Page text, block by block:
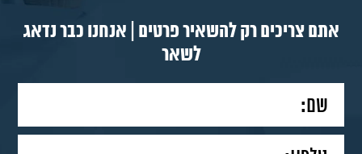
אתם צריכים רק להשאיר פרטים | אנחנו כבר נדאג
לשאר